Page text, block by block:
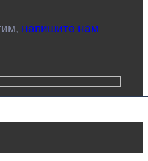
напишите нам